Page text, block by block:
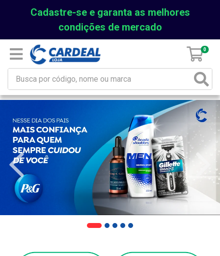
Cadastre-se e garanta as melhores
condições de mercado
0